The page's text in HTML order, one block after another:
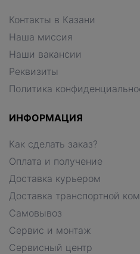
Контакты в Казани
Наша миссия
Наши вакансии
Реквизиты
Политика
ИНФОРМАЦИЯ
Как сделать заказ?
Оплата и получение
Доставка курьером
Доставка транспортной
Самовывоз
Сервис и монтаж
Сервисный центр